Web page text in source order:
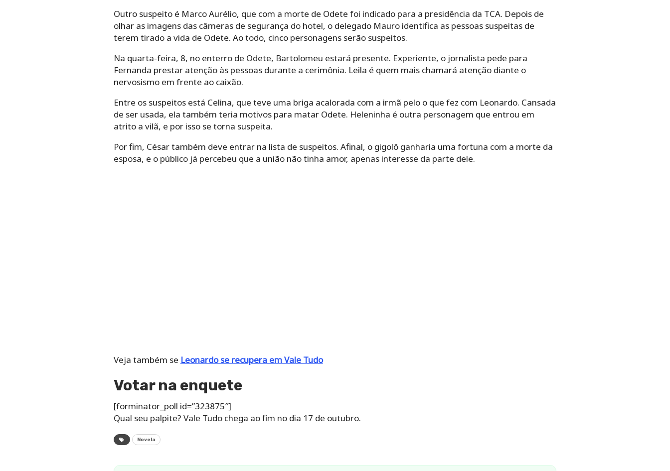
Outro suspeito é Marco Aurélio, que com a morte de Odete foi indicado para a presidência da TCA. Depois de
olhar as imagens das câmeras de segurança do hotel, o delegado Mauro identifica as pessoas suspeitas de
terem tirado a vida de Odete. Ao todo, cinco personagens serão suspeitos.
Na quarta-feira, 8, no enterro de Odete, Bartolomeu estará presente. Experiente, o jornalista pede para
Fernanda prestar atenção às pessoas durante a cerimônia. Leila é quem mais chamará atenção diante o
nervosismo em frente ao caixão.
Entre os suspeitos está Celina, que teve uma briga acalorada com a irmã pelo o que fez com Leonardo. Cansada
de ser usada, ela também teria motivos para matar Odete. Heleninha é outra personagem que entrou em
atrito a vilã, e por isso se torna suspeita.
Por fim, César também deve entrar na lista de suspeitos. Afinal, o gigolô ganharia uma fortuna com a morte da
esposa, e o público já percebeu que a união não tinha amor, apenas interesse da parte dele.
Veja também se Leonardo se recupera em Vale Tudo
Votar na enquete
[forminator_poll id=”323875″]
Qual seu palpite? Vale Tudo chega ao fim no dia 17 de outubro.
Novela